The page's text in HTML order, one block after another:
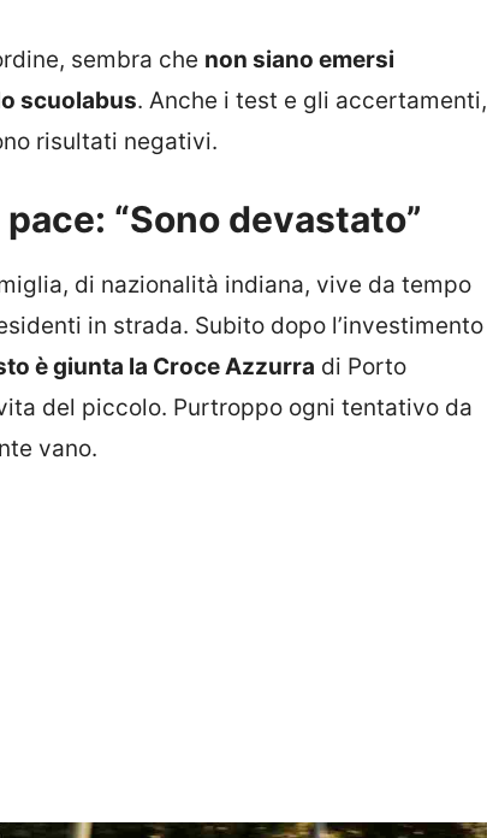
sembra che non siano emersi
scuolabus. Anche i test e gli accertamenti,
risultati negativi.
“Sono devastato”
di nazionalità indiana, vive da tempo
in strada. Subito dopo l’investimento
è giunta la Croce Azzurra di Porto
del piccolo. Purtroppo ogni tentativo da
vano.